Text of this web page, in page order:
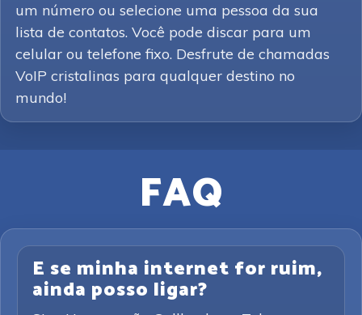
um número ou selecione uma pessoa da sua
lista de contatos. Você pode discar para um
celular ou telefone fixo. Desfrute de chamadas
VoIP cristalinas para qualquer destino no
mundo!
FAQ
E se minha internet for ruim,
ainda posso ligar?